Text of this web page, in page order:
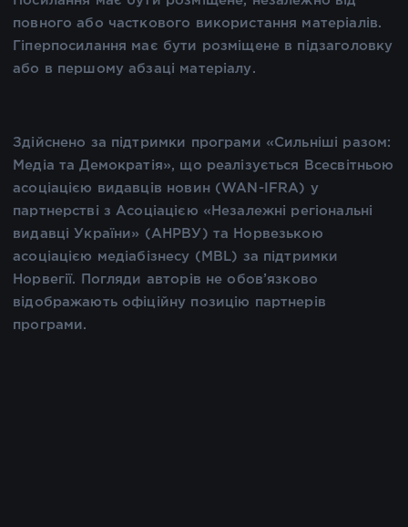
повного або часткового використання матеріалів.
Гіперпосилання має бути розміщене в підзаголовку
або в першому абзаці матеріалу.
Здійснено за підтримки програми «Сильніші разом:
Медіа та Демократія», що реалізується Всесвітньою
асоціацією видавців новин (WAN-IFRA) у
партнерстві з Асоціацією «Незалежні регіональні
видавці України» (АНРВУ) та Норвезькою
асоціацією медіабізнесу (MBL) за підтримки
Норвегії. Погляди авторів не обов’язково
відображають офіційну позицію партнерів
програми.